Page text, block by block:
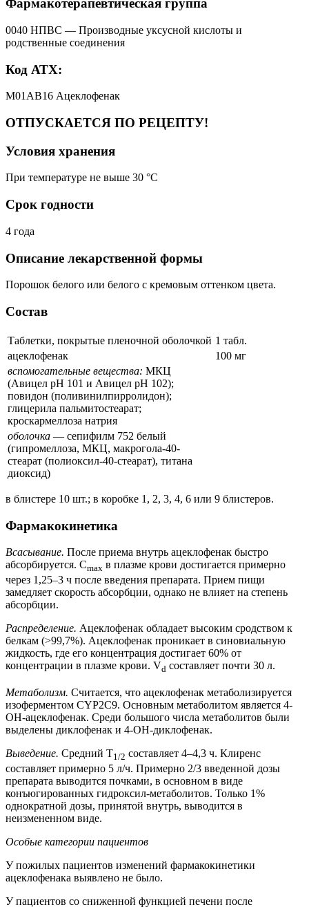
Фармакотерапевтическая группа
0040 НПВС — Производные уксусной кислоты и
родственные соединения
Код АТХ:
M01AB16 Ацеклофенак
ОТПУСКАЕТСЯ ПО РЕЦЕПТУ!
Условия хранения
При температуре не выше 30 °C
Срок годности
4 года
Описание лекарственной формы
Порошок белого или белого с кремовым оттенком цвета.
Состав
Таблетки, покрытые пленочной оболочкой 1 табл.
ацеклофенак
100 мг
вспомогательные вещества: МКЦ
(Авицел рН 101 и Авицел рН 102);
повидон (поливинилпирролидон);
глицерила пальмитостеарат;
кроскармеллоза натрия
оболочка — сепифилм 752 белый
(гипромеллоза, МКЦ, макрогола-40-
стеарат (полиоксил-40-стеарат), титана
диоксид)
в блистере 10 шт.; в коробке 1, 2, 3, 4, 6 или 9 блистеров.
Фармакокинетика
Всасывание. После приема внутрь ацеклофенак быстро
абсорбируется. Cmax в плазме крови достигается примерно
через 1,25–3 ч после введения препарата. Прием пищи
замедляет скорость абсорбции, однако не влияет на степень
абсорбции.
Распределение. Ацеклофенак обладает высоким сродством к
белкам (>99,7%). Ацеклофенак проникает в синовиальную
жидкость, где его концентрация достигает 60% от
концентрации в плазме крови. Vd составляет почти 30 л.
Метаболизм. Считается, что ацеклофенак метаболизируется
изоферментом CYP2C9. Основным метаболитом является 4-
ОН-ацеклофенак. Среди большого числа метаболитов были
выделены диклофенак и 4-ОН-диклофенак.
Выведение. Средний T1/2 составляет 4–4,3 ч. Клиренс
составляет примерно 5 л/ч. Примерно 2/3 введенной дозы
препарата выводится почками, в основном в виде
конъюгированных гидроксил-метаболитов. Только 1%
однократной дозы, принятой внутрь, выводится в
неизмененном виде.
Особые категории пациентов
У пожилых пациентов изменений фармакокинетики
ацеклофенака выявлено не было.
У пациентов со сниженной функцией печени после